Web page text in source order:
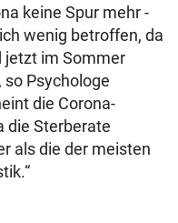
keine Spur mehr -
wenig betroffen, da
jetzt im Sommer
Psychologe
die Corona-
die Sterberate
als die der meisten